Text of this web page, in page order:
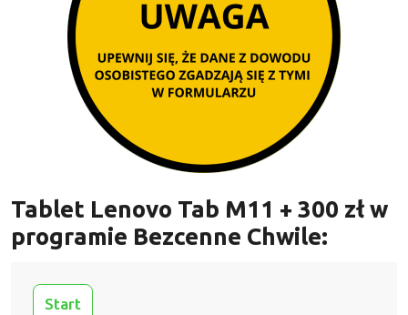
Tablet Lenovo Tab M11 + 300 zł w
programie Bezcenne Chwile:
Start